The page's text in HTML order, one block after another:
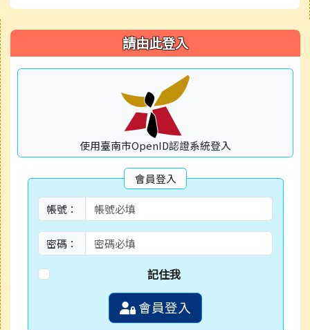
右邊區域內容 請由此登入
使用臺南市OpenID認證系統登入
會員登入
帳號：
密碼：
記住我
會員登入